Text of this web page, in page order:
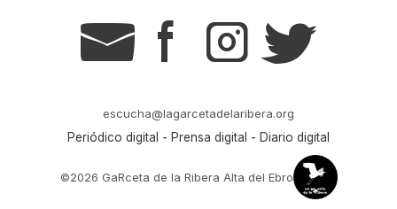
g s t r
escucha@lagarcetadelaribera.org
Periódico digital - Prensa digital - Diario digital
©2026 GaRceta de la Ribera Alta del Ebro